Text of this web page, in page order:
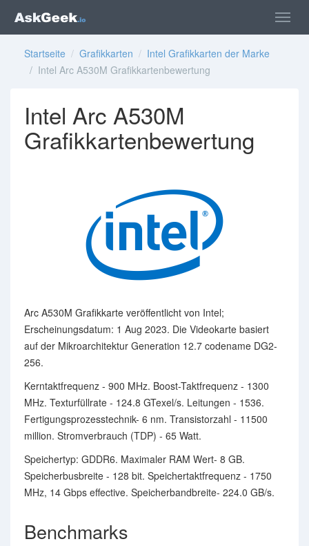
Startseite / Grafikkarten / Intel Grafikkarten der Marke
/ Intel Arc A530M Grafikkartenbewertung
Intel Arc A530M
Grafikkartenbewertung
Arc A530M Grafikkarte veröffentlicht von Intel;
Erscheinungsdatum: 1 Aug 2023. Die Videokarte basiert
auf der Mikroarchitektur Generation 12.7 codename DG2-
256.
Kerntaktfrequenz - 900 MHz. Boost-Taktfrequenz - 1300
MHz. Texturfüllrate - 124.8 GTexel/s. Leitungen - 1536.
Fertigungsprozesstechnik- 6 nm. Transistorzahl - 11500
million. Stromverbrauch (TDP) - 65 Watt.
Speichertyp: GDDR6. Maximaler RAM Wert- 8 GB.
Speicherbusbreite - 128 bit. Speichertaktfrequenz - 1750
MHz, 14 Gbps effective. Speicherbandbreite- 224.0 GB/s.
Benchmarks